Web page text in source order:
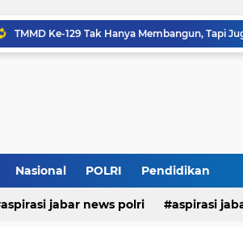
Maxim Membantu Seorang Ayah Tunggal
Nasional POLRI Pendidikan
aspirasi jabar news polri aspirasi